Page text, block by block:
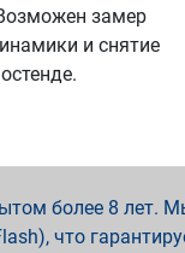
замер
и снятие
более 8 лет.
что